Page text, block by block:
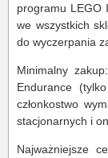
programu LEGO
we wszystkich
do wyczerpania
Minimalny
Endurance
członkostwo
stacjonarnych i
Najważniejsze